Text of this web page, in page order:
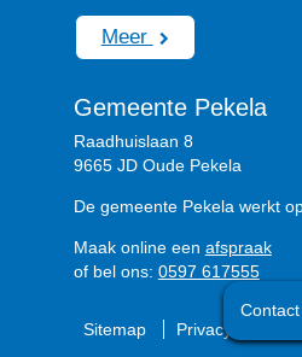
Meer
Gemeente Pekela
Raadhuislaan 8
9665 JD Oude Pekela
De gemeente Pekela werkt
Maak online een afspraak
of bel ons: 0597 617555
Sitemap Privacyverklaring